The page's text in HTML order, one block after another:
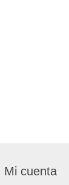
Mi cuenta